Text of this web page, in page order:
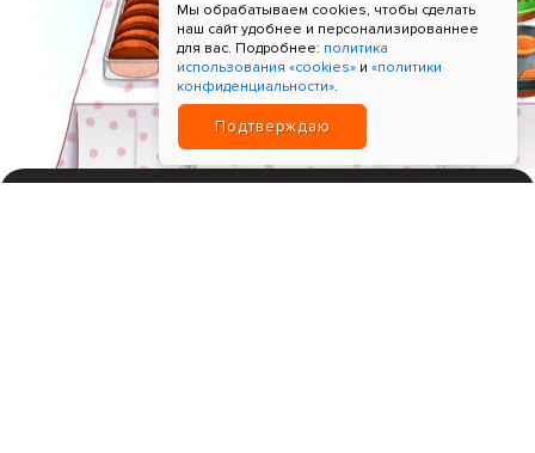
Мы обрабатываем cookies, чтобы сделать
наш сайт удобнее и персонализированнее
для вас. Подробнее: политика
использования «cookies» и «политики
конфиденциальности».
Подтверждаю